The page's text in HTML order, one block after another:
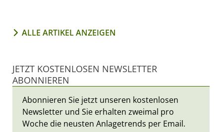
ALLE ARTIKEL ANZEIGEN
JETZT KOSTENLOSEN NEWSLETTER
ABONNIEREN
Abonnieren Sie jetzt unseren kostenlosen
Newsletter und Sie erhalten zweimal pro
Woche die neusten Anlagetrends per Email.